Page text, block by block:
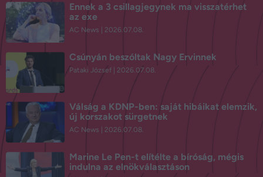
Ennek a 3 csillagjegynek ma visszatérhet
az exe
AC News 2026.07.08.
Csúnyán beszóltak Nagy Ervinnek
Pataki József 2026.07.08.
Válság a KDNP-ben: saját hibáikat elemzik,
új korszakot sürgetnek
AC News 2026.07.08.
Marine Le Pen-t elítélte a bíróság, mégis
indulna az elnökválasztáson